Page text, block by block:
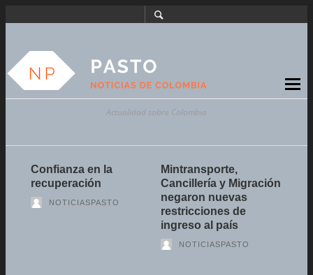
Actualidad sobre Colombia
Confianza en la
recuperación
NOTICIASPASTO
Mintransporte,
Cancillería y Migración
negaron nuevas
restricciones de
ingreso al país
NOTICIASPASTO